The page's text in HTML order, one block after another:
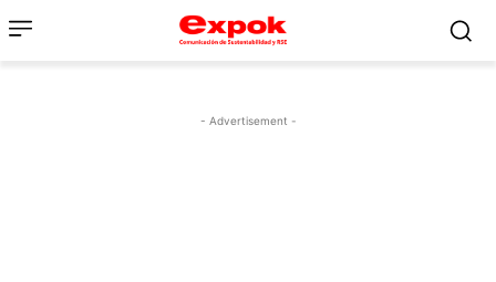
- Advertisement -